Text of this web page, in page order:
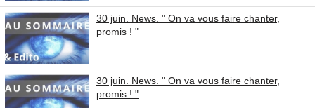
30 juin. News. " On va vous faire chanter,
promis ! "
30 juin. News. " On va vous faire chanter,
promis ! "